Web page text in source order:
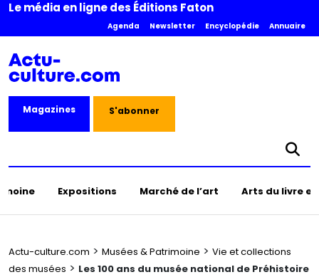
Le média en ligne des Éditions Faton
Agenda Newsletter Encyclopédie Annuaire
Magazines S'abonner
Expositions Marché de l’art Arts du livre
Actu-culture.com > Musées & Patrimoine > Vie et collections
des musées > Les 100 ans du musée national de Préhistoire